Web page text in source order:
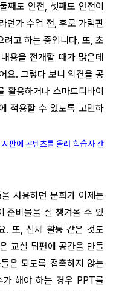
째도 안전, 셋째도 안전이
던가 수업 전, 후로 가림판
려고 하는 중입니다. 또, 초
용을 전개할 때가 많은데
요. 그렇다 보니 의견을 공
활용하거나 스마트디바이
적용할 수 있도록 고민하
판에 콘텐츠를 올려 학습자 간
사용하던 문화가 이제는
준비물을 잘 챙겨올 수 있
. 또, 신체 활동 같은 것도
교실 뒤편에 공간을 만들
은 되도록 접촉하지 않는
가 해야 하는 경우 PPT를